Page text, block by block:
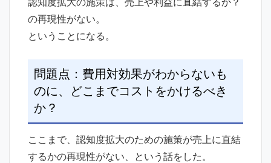
の再現性がない。
ということになる。
問題点：費用対効果がわからないも
のに、どこまでコストをかけるべき
か？
ここまで、認知度拡大のための施策が売上に直結
するかの再現性がない、という話をした。